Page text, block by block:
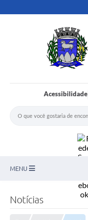
Acessibilidade
MENU
Notícias